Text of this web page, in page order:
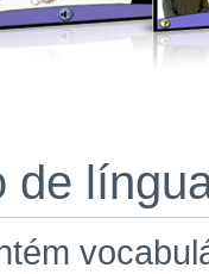
de